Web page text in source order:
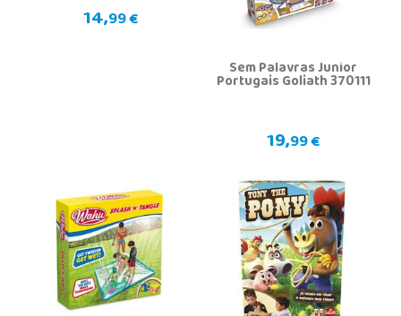
14,99 €
Sem Palavras Junior
Portugais Goliath 370111
19,99 €